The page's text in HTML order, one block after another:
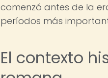
comenzó antes de la
períodos más
El contexto